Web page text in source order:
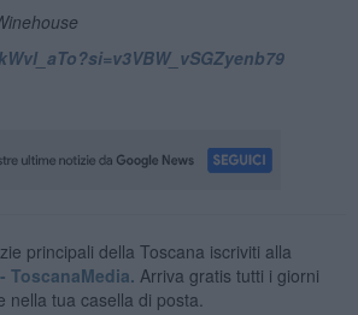
principali della Toscana iscriviti alla
ToscanaMedia. Arriva gratis tutti i giorni
tua casella di posta.